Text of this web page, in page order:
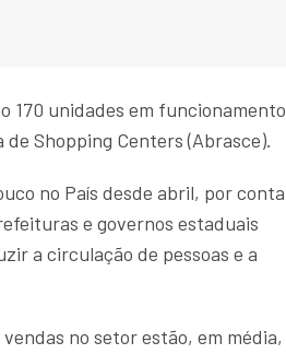
170 unidades em funcionamento
Shopping Centers (Abrasce).
no País desde abril, por conta
e governos estaduais
a circulação de pessoas e a
no setor estão, em média,